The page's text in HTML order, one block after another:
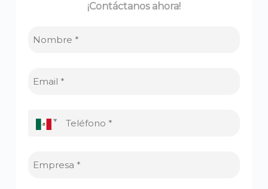
¡Contáctanos ahora!